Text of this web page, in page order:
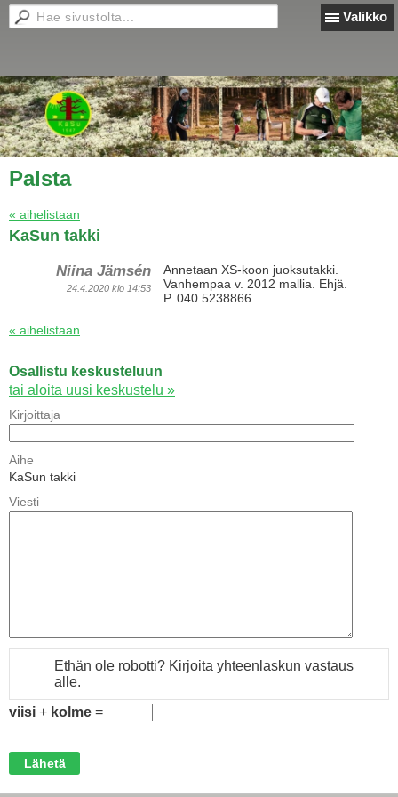
Valikko
Palsta
« aihelistaan
KaSun takki
Niina Jämsén
24.4.2020 klo 14:53
Annetaan XS-koon juoksutakki.
Vanhempaa v. 2012 mallia. Ehjä.
P. 040 5238866
« aihelistaan
Osallistu keskusteluun
tai aloita uusi keskustelu »
Kirjoittaja
Aihe
KaSun takki
Viesti
Ethän ole robotti? Kirjoita yhteenlaskun vastaus
alle.
viisi + kolme =